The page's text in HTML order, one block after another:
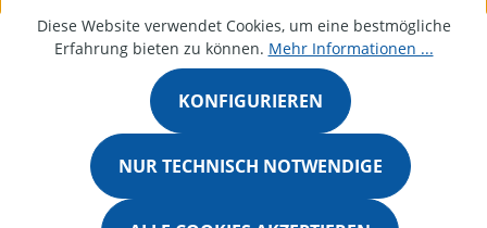
Diese Website verwendet Cookies, um eine bestmögliche
Erfahrung bieten zu können. Mehr Informationen ...
NUR TECHNISCH NOTWENDIGE
KONFIGURIEREN